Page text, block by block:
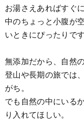
お湯さえあればすぐ
中のちょっと小腹が
いときにぴったりです
無添加だから、自然
登山や長期の旅では
がち。
でも自然の中にいる
り入れてほしい。